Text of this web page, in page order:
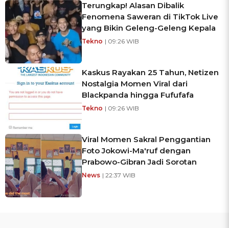
Terungkap! Alasan Dibalik
Fenomena Saweran di TikTok Live
yang Bikin Geleng-Geleng Kepala
Tekno | 09:26 WIB
Kaskus Rayakan 25 Tahun, Netizen
Nostalgia Momen Viral dari
Blackpanda hingga Fufufafa
Tekno | 09:26 WIB
Viral Momen Sakral Penggantian
Foto Jokowi-Ma'ruf dengan
Prabowo-Gibran Jadi Sorotan
News | 22:37 WIB